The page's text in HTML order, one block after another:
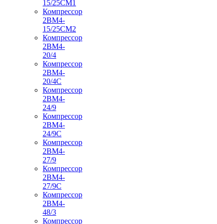
15/25СМ1
Компрессор
2ВМ4-
15/25СМ2
Компрессор
2ВМ4-
20/4
Компрессор
2ВМ4-
20/4С
Компрессор
2ВМ4-
24/9
Компрессор
2ВМ4-
24/9С
Компрессор
2ВМ4-
27/9
Компрессор
2ВМ4-
27/9С
Компрессор
2ВМ4-
48/3
Компрессор